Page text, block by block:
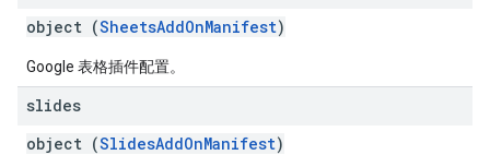
object (SheetsAddOnManifest)
Google 表格插件配置。
slides
object (SlidesAddOnManifest)